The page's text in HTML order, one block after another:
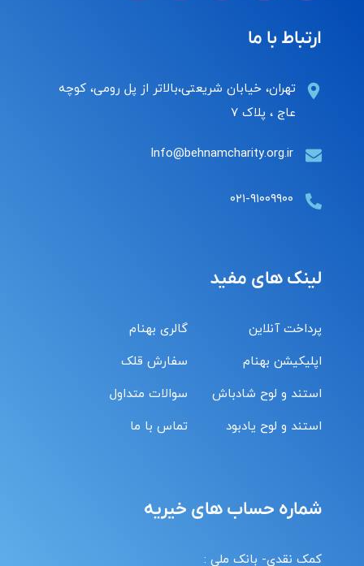
ارتباط با ما
تهران، خیابان شریعتی،بالاتر از پل رومی، کوچه
عاج ، پلاک ۷
Info@behnamcharity.org.ir
۰۲۱-۹۱۰۰۹۹۰۰
لینک های مفید
پرداخت آنلاین
اپلیکیشن بهنام
استند و لوح شادباش
استند و لوح یادبود
گالری بهنام
سفارش قلک
سوالات متداول
تماس با ما
شماره حساب های خیریه
کمک نقدی- بانک ملی :